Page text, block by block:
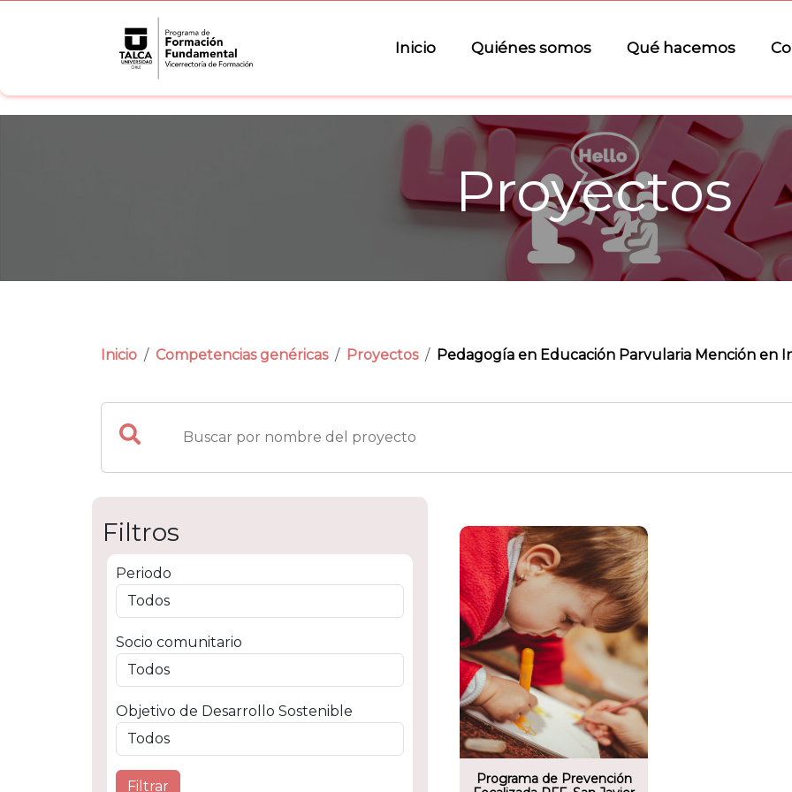
Inicio Quiénes somos Qué hacemos
Proyectos
Inicio Competencias genéricas Proyectos Pedagogía en Educación Parvularia Mención en
Filtros
Periodo
Socio comunitario
Objetivo de Desarrollo Sostenible
Filtrar
Socio comunitario
Programa de Protección
Focalizada (PPF), San
Programa de Prevención